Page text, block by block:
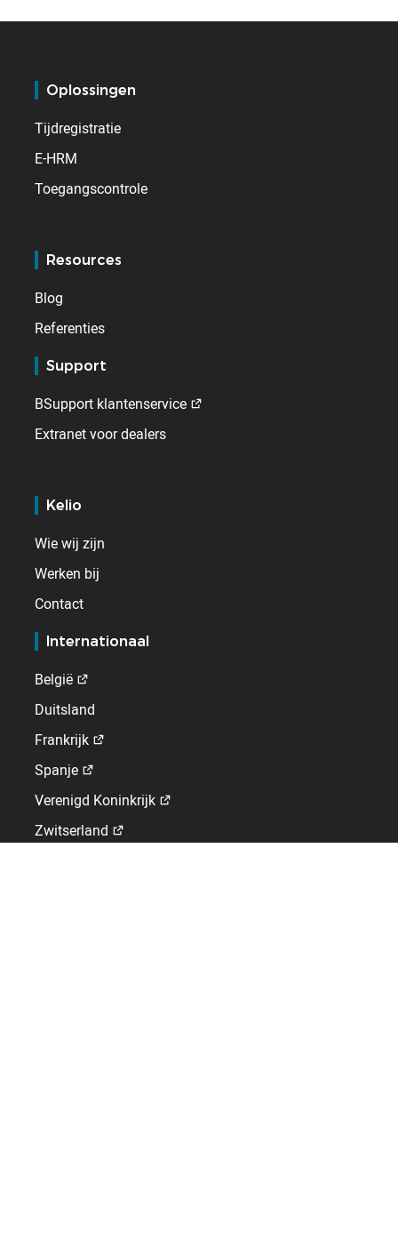
Oplossingen
Tijdregistratie
E-HRM
Toegangscontrole
Resources
Blog
Referenties
Support
BSupport klantenservice
Extranet voor dealers
Kelio
Wie wij zijn
Werken bij
Contact
Internationaal
België
Duitsland
Frankrijk
Spanje
Verenigd Koninkrijk
Zwitserland